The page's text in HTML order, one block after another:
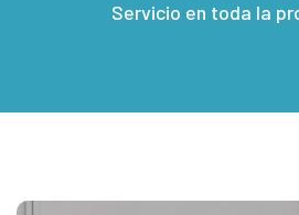
Servicio en toda la